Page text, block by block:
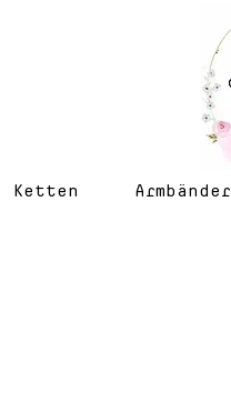
Ketten Armbänder